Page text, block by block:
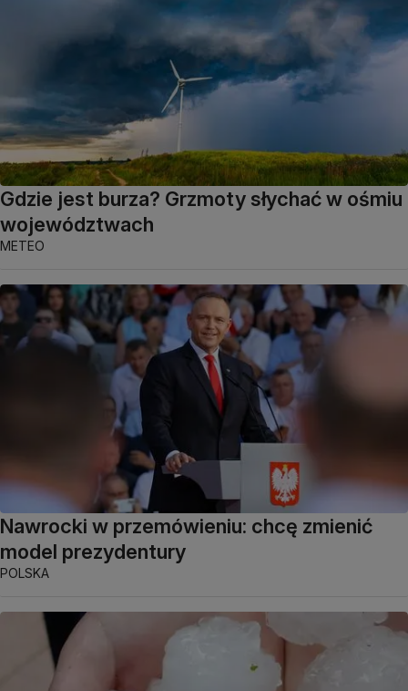
Gdzie jest burza? Grzmoty słychać w ośmiu
województwach
METEO
Nawrocki w przemówieniu: chcę zmienić
model prezydentury
POLSKA